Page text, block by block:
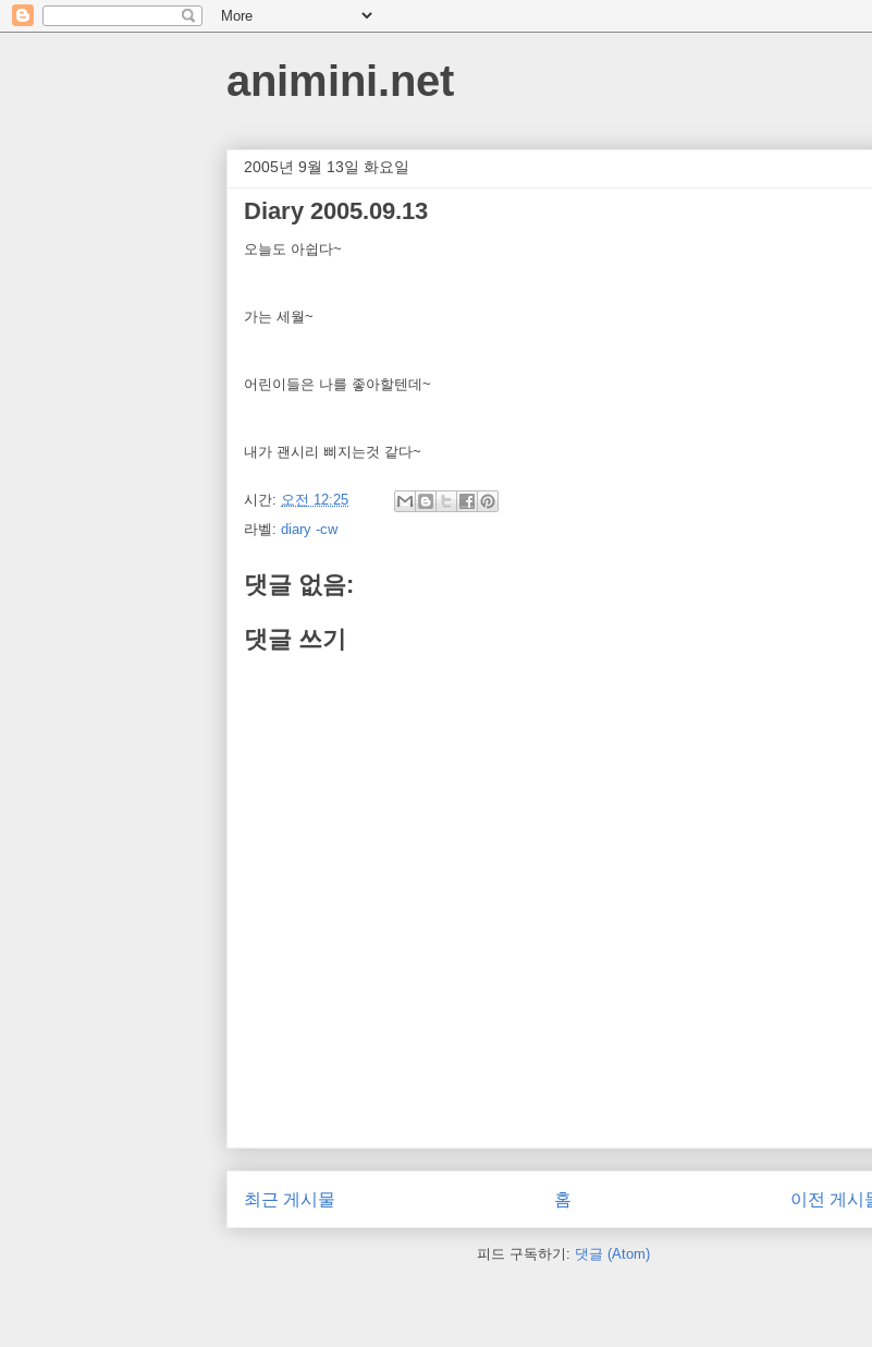
animini.net
2005년 9월 13일 화요일
Diary 2005.09.13
오늘도 아쉽다~
가는 세월~
어린이들은 나를 좋아할텐데~
내가 괜시리 삐지는것 같다~
시간: 오전 12:25
라벨: diary -cw
댓글 없음:
댓글 쓰기
최근 게시물 이전 게시
홈
피드 구독하기: 댓글 (Atom)